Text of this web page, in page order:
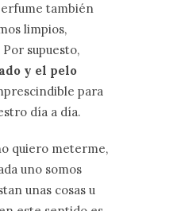
también
limpios,
supuesto,
y el pelo
para
día a día.
quiero meterme,
uno somos
unas cosas u